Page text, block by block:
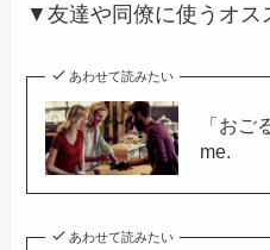
▼友達や同僚に使うオス
あわせて読みたい
「おご
me.
あわせて読みたい